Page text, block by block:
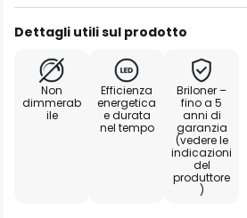
Dettagli utili sul prodotto
Non
dimmerab
ile
Efficienza
energetica
e durata
nel tempo
Briloner –
fino a 5
anni di
garanzia
(vedere le
indicazioni
del
produttore
)